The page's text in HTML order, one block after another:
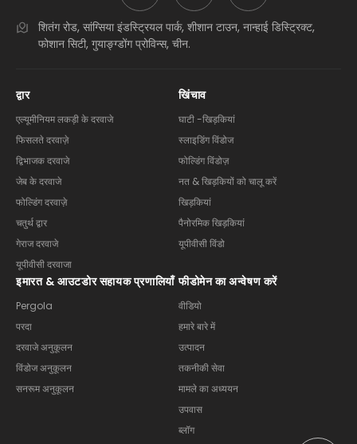
शितंग रोड, सांग्सिया इंडस्ट्रियल पार्क, शीशान टाउन, नान्हाई डिस्ट्रिक्ट,
फोशान सिटी, गुयाङ्ग्डोंग प्रोविन्स, चीन.
द्वार
एल्यूमीनियम लकड़ी के दरवाजे
फिसलते दरवाज़े
द्विभाजक दरवाजे
जेब के दरवाजे
फोल्डिंग दरवाज़े
चतुर्थ द्वार
गेराज दरवाजे
यूपीवीसी दरवाजा
खिंचाव
घाटी -खिड़कियां
स्लाइडिंग विंडोज
फोल्डिंग विंडोज़
नत & खिड़कियों को चालू करें
खिड़कियां
पैनोरमिक खिड़कियां
यूपीवीसी विंडो
इमारत & आउटडोर सहायक प्रणालियाँ
Pergola
परदा
दरवाजे अनुकूलन
विंडोज अनुकूलन
सनरूम अनुकूलन
फीडोमेन का अन्वेषण करें
वीडियो
हमारे बारे में
उत्पादन
तकनीकी सेवा
मामले का अध्ययन
उपवास
ब्लॉग